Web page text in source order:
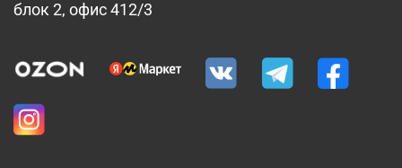
блок 2, офис 412/3